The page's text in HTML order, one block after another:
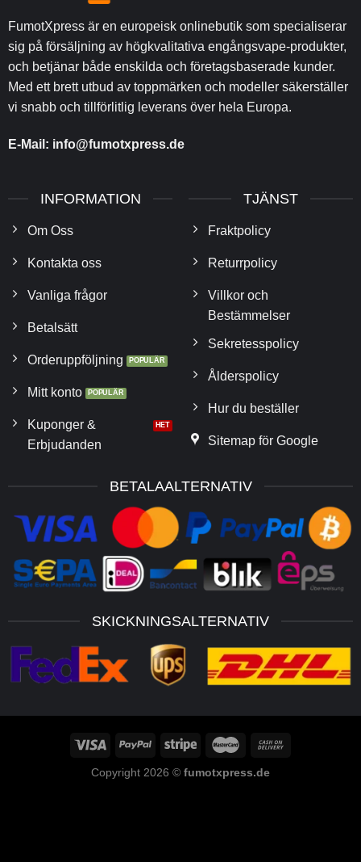
FumotXpress är en europeisk onlinebutik som specialiserar
sig på försäljning av högkvalitativa engångsvape-produkter,
och betjänar både enskilda och företagsbaserade kunder.
Med ett brett utbud av toppmärken och modeller säkerställer
vi snabb och tillförlitlig leverans över hela Europa.
E-Mail: info@fumotxpress.de
INFORMATION
Om Oss
Kontakta oss
Vanliga frågor
Betalsätt
Orderuppföljning
Mitt konto
Kuponger &
Erbjudanden
TJÄNST
Fraktpolicy
Returrpolicy
Villkor och
Bestämmelser
Sekretesspolicy
Ålderspolicy
Hur du beställer
Sitemap för Google
BETALAALTERNATIV
SKICKNINGSALTERNATIV
Copyright 2026 © fumotxpress.de